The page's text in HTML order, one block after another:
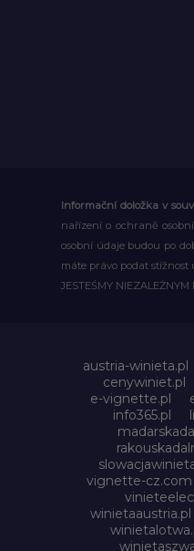
Informační doložka v
nařízení o ochraně
osobní údaje budou po
máte právo podat
JESTEŚMY
austria-winieta.pl
cenywiniet.pl
e-vignette.pl
info365.pl
vignette-cz.com
winietaaustria.pl